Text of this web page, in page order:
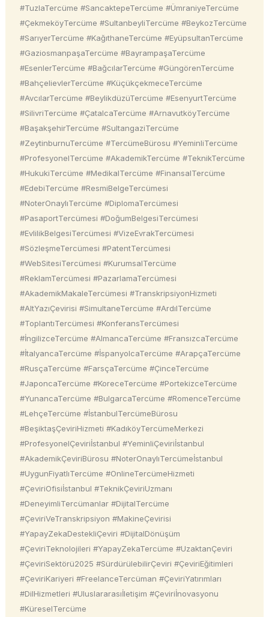
#TuzlaTercüme #SancaktepeTercüme #ÜmraniyeTercüme
#ÇekmeköyTercüme #SultanbeyliTercüme #BeykozTercüme
#SarıyerTercüme #KağıthaneTercüme #EyüpsultanTercüme
#GaziosmanpaşaTercüme #BayrampaşaTercüme
#EsenlerTercüme #BağcılarTercüme #GüngörenTercüme
#BahçelievlerTercüme #KüçükçekmeceTercüme
#AvcılarTercüme #BeylikdüzüTercüme #EsenyurtTercüme
#SilivriTercüme #ÇatalcaTercüme #ArnavutköyTercüme
#BaşakşehirTercüme #SultangaziTercüme
#ZeytinburnuTercüme #TercümeBürosu #YeminliTercüme
#ProfesyonelTercüme #AkademikTercüme #TeknikTercüme
#HukukiTercüme #MedikalTercüme #FinansalTercüme
#EdebiTercüme #ResmiBelgeTercümesi
#NoterOnaylıTercüme #DiplomaTercümesi
#PasaportTercümesi #DoğumBelgesiTercümesi
#EvlilikBelgesiTercümesi #VizeEvrakTercümesi
#SözleşmeTercümesi #PatentTercümesi
#WebSitesiTercümesi #KurumsalTercüme
#ReklamTercümesi #PazarlamaTercümesi
#AkademikMakaleTercümesi #TranskripsiyonHizmeti
#AltYazıÇevirisi #SimultaneTercüme #ArdılTercüme
#ToplantıTercümesi #KonferansTercümesi
#İngilizceTercüme #AlmancaTercüme #FransızcaTercüme
#İtalyancaTercüme #İspanyolcaTercüme #ArapçaTercüme
#RusçaTercüme #FarsçaTercüme #ÇinceTercüme
#JaponcaTercüme #KoreceTercüme #PortekizceTercüme
#YunancaTercüme #BulgarcaTercüme #RomenceTercüme
#LehçeTercüme #İstanbulTercümeBürosu
#BeşiktaşÇeviriHizmeti #KadıköyTercümeMerkezi
#ProfesyonelÇeviriİstanbul #YeminliÇeviriİstanbul
#AkademikÇeviriBürosu #NoterOnaylıTercümeİstanbul
#UygunFiyatlıTercüme #OnlineTercümeHizmeti
#ÇeviriOfisiİstanbul #TeknikÇeviriUzmanı
#DeneyimliTercümanlar #DijitalTercüme
#ÇeviriVeTranskripsiyon #MakineÇevirisi
#YapayZekaDestekliÇeviri #DijitalDönüşüm
#ÇeviriTeknolojileri #YapayZekaTercüme #UzaktanÇeviri
#ÇeviriSektörü2025 #SürdürülebilirÇeviri #ÇeviriEğitimleri
#ÇeviriKariyeri #FreelanceTercüman #ÇeviriYatırımları
#DilHizmetleri #Uluslararasıİletişim #Çeviriİnovasyonu
#KüreselTercüme